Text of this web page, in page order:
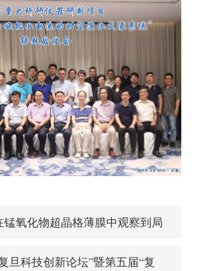
锰氧化物超晶格薄膜中观察到局
控的电子相分离
旦科技创新论坛”暨第五届“复